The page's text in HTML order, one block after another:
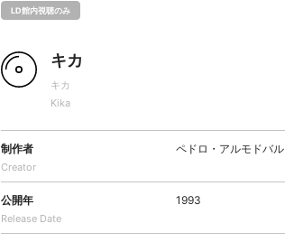
LD館内視聴のみ
キカ
キカ
Kika
制作者
Creator
ペドロ・アルモドバル
公開年
Release Date
1993